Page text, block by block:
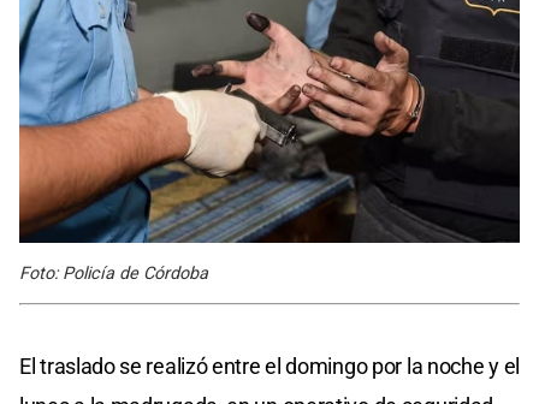
Foto: Policía de Córdoba
El traslado se realizó entre el domingo por la noche y el